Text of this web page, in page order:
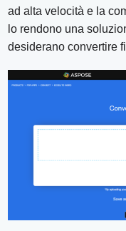
ad alta velocità e la
lo rendono una
desiderano convertire